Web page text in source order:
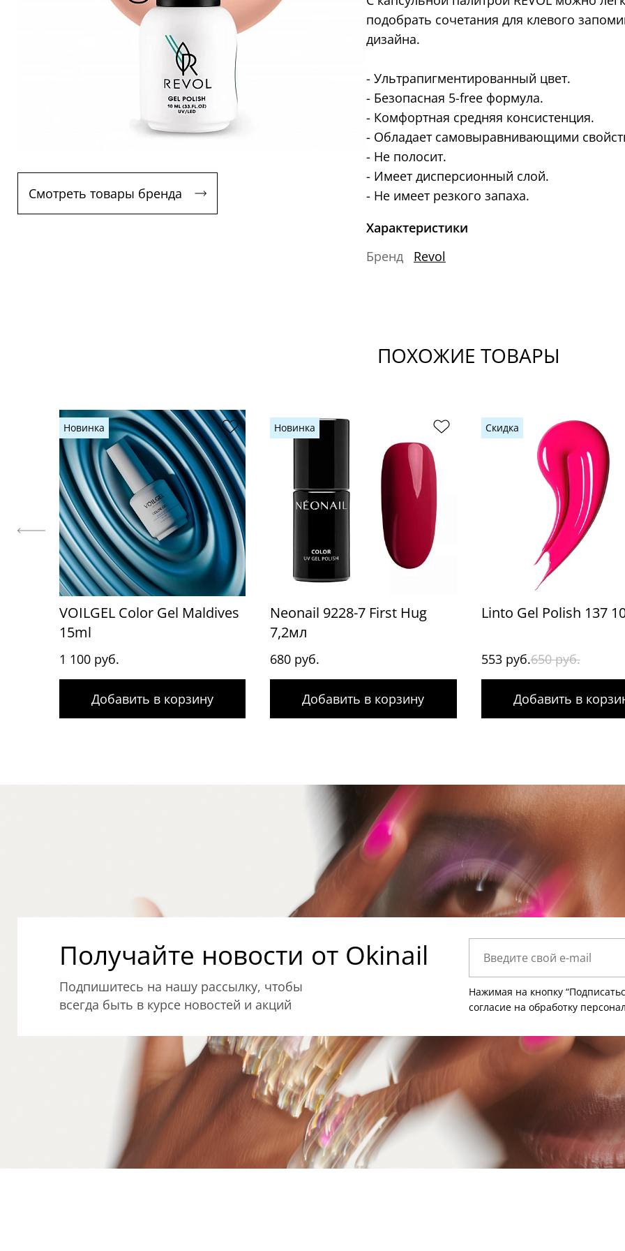
Смотреть товары бренда
подобрать сочетания для клевого
дизайна.
- Ультрапигментированный цвет.
- Безопасная 5-free формула.
- Комфортная средняя консистенция.
- Обладает самовыравнивающими
- Не полосит.
- Имеет дисперсионный слой.
- Не имеет резкого запаха.
Характеристики
Бренд
Revol
ПОХОЖИЕ ТОВАРЫ
Новинка
VOILGEL Color Gel Maldives
15ml
1 100 руб.
Добавить в корзину
Новинка
Neonail 9228-7 First Hug
7,2мл
680 руб.
Добавить в корзину
Скидка
Linto Gel Polish 137
553 руб.650 руб.
Добавить в
Получайте новости от Okinail
Подпишитесь на нашу рассылку, чтобы
всегда быть в курсе новостей и акций
Нажимая на кнопку
согласие на обработку